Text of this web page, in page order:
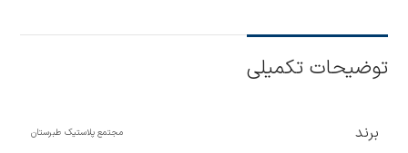
توضیحات تکمیلی
برند مجتمع پلاستیک طبرستان